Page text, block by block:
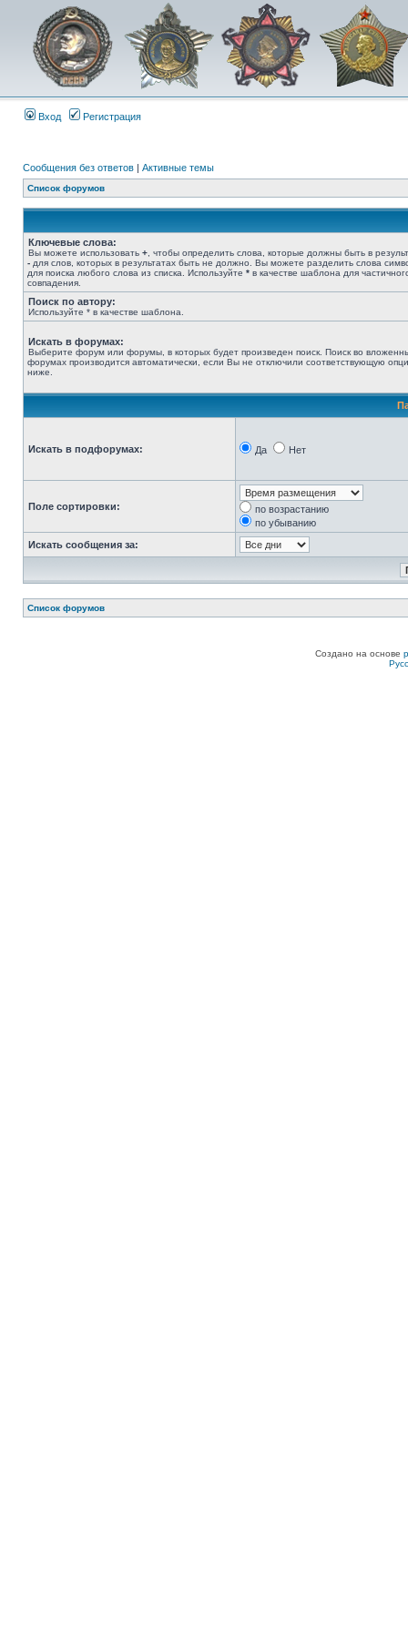
Вход Регистрация
Сообщения без ответов | Активные темы
Список форумов
Ключевые слова:
Вы можете использовать + , чтобы определить слова, которые должны быть в
- для слов, которых в результатах быть не должно. Вы можете разделить слова
для поиска любого слова из списка. Используйте * в качестве шаблона для
совпадения.
Поиск по автору:
Используйте * в качестве шаблона.
Искать в форумах:
Выберите форум или форумы, в которых будет произведен поиск. Поиск во
форумах производится автоматически, если Вы не отключили соответствующую
ниже.
Искать в подфорумах: Да Нет
Поле сортировки:
по возрастанию
по убыванию
Искать сообщения за:
Список форумов
Создано на основе